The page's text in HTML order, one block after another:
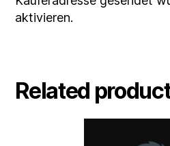
aktivieren.
Related